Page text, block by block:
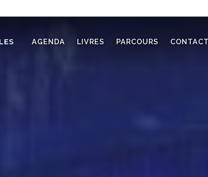
AGENDA LIVRES PARCOURS